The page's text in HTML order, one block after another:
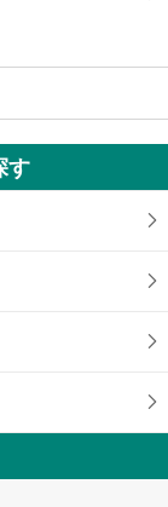
す